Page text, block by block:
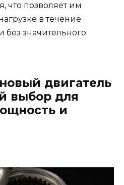
что позволяет им
в течение
значительного
двигатель
выбор для
и